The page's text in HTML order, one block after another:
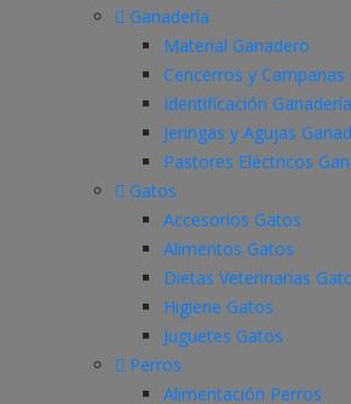
Ganadería
Material Ganadero
Cencerros y Campanas
Identificación Ganadería
Jeringas y Agujas
Pastores Eléctricos
Gatos
Accesorios Gatos
Alimentos Gatos
Dietas Veterinarias
Higiene Gatos
Juguetes Gatos
Perros
Alimentación Perros